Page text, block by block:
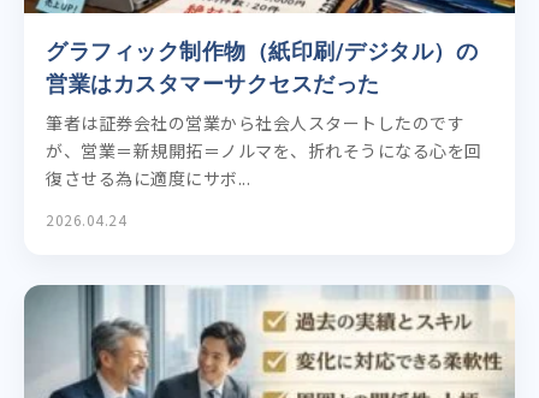
グラフィック制作物（紙印刷/デジタル）の
営業はカスタマーサクセスだった
筆者は証券会社の営業から社会人スタートしたのです
が、営業＝新規開拓＝ノルマを、折れそうになる心を回
復させる為に適度にサボ...
2026.04.24